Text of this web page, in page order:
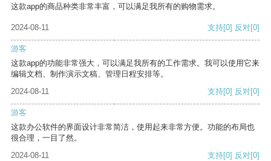
这款app的商品种类非常丰富，可以满足我所有的购物需求。
2024-08-11 支持[0] 反对[0]
游客
这款app的功能非常强大，可以满足我所有的工作需求。我可以使用它来
编辑文档、制作演示文稿、管理日程安排等。
2024-08-11
支持[0] 反对[0]
游客
这款办公软件的界面设计非常简洁，使用起来非常方便。功能的布局也
很合理，一目了然。
2024-08-11
支持[0] 反对[0]